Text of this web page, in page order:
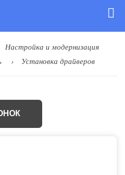
Настройка и модернизация
Установка драйверов